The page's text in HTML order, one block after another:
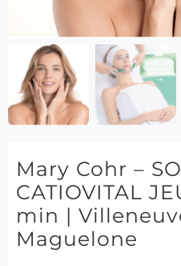
Mary Cohr –
CATIOVITAL
min |
Maguelone